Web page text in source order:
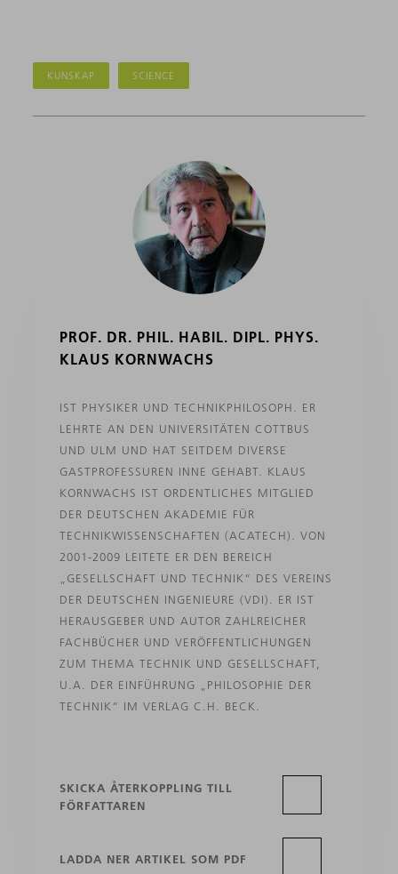
KUNSKAP SCIENCE
PROF. DR. PHIL. HABIL. DIPL. PHYS.
KLAUS KORNWACHS
IST PHYSIKER UND TECHNIKPHILOSOPH. ER
LEHRTE AN DEN UNIVERSITÄTEN COTTBUS
UND ULM UND HAT SEITDEM DIVERSE
GASTPROFESSUREN INNE GEHABT. KLAUS
KORNWACHS IST ORDENTLICHES MITGLIED
DER DEUTSCHEN AKADEMIE FÜR
TECHNIKWISSENSCHAFTEN (ACATECH). VON
2001-2009 LEITETE ER DEN BEREICH
„GESELLSCHAFT UND TECHNIK“ DES VEREINS
DER DEUTSCHEN INGENIEURE (VDI). ER IST
HERAUSGEBER UND AUTOR ZAHLREICHER
FACHBÜCHER UND VERÖFFENTLICHUNGEN
ZUM THEMA TECHNIK UND GESELLSCHAFT,
U.A. DER EINFÜHRUNG „PHILOSOPHIE DER
TECHNIK“ IM VERLAG C.H. BECK.
SKICKA ÅTERKOPPLING TILL
FÖRFATTAREN
LADDA NER ARTIKEL SOM PDF